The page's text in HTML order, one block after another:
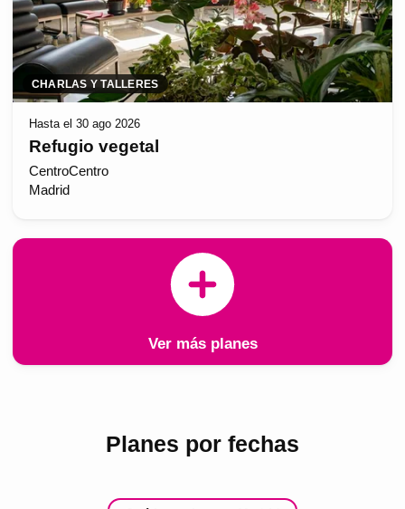
CHARLAS Y TALLERES
Hasta el 30 ago 2026
Refugio vegetal
CentroCentro
Madrid
Ver más planes
Planes por fechas